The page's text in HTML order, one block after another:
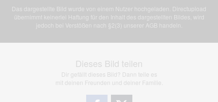
Das dargestellte Bild wurde von einem Nutzer hochgeladen. Directupload
übernimmt keinerlei Haftung für den Inhalt des dargestellten Bildes, wird
jedoch bei Verstößen nach §2(3) unserer AGB handeln.
Dieses Bild teilen
Dir gefällt dieses Bild? Dann teile es
mit deinen Freunden und deiner Familie.